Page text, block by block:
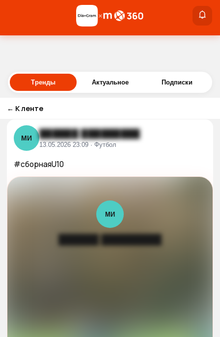
Войти
×
Тренды Актуальное Подписки
← К ленте
МИ ██████ █████████
13.05.2026 23:09 · Футбол
#сборнаяU10
МИ